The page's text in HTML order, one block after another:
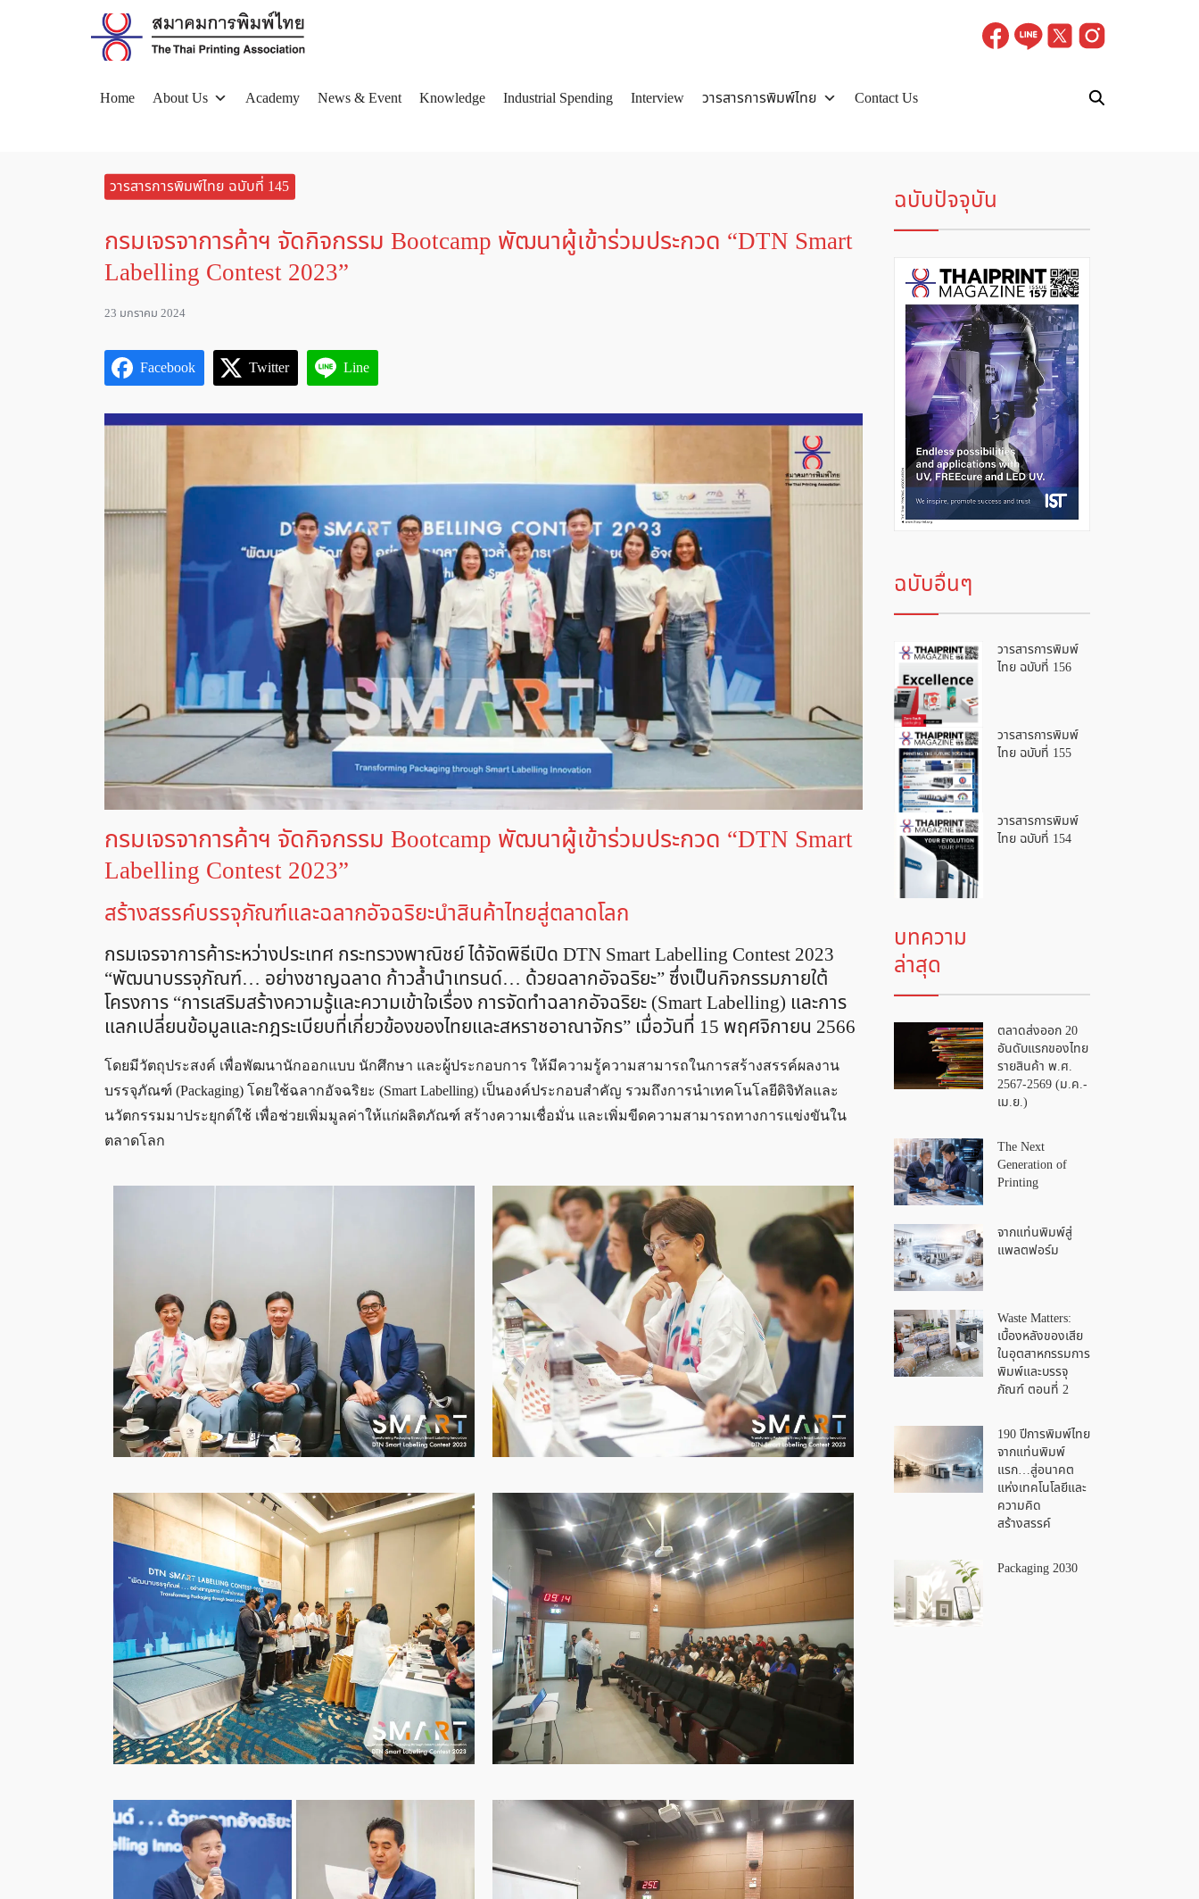
Home About Us Academy News & Event Knowledge Industrial Spending Interview วารสารการพิมพ์ไทย
Contact Us
วารสารการพิมพ์ไทย ฉบับที่ 145
กรมเจรจาการค้าฯ จัดกิจกรรม Bootcamp พัฒนาผู้เข้าร่วมประกวด “DTN Smart
Labelling Contest 2023”
23 มกราคม 2024
Facebook Twitter Line
กรมเจรจาการค้าฯ จัดกิจกรรม Bootcamp พัฒนาผู้เข้าร่วมประกวด “DTN Smart
Labelling Contest 2023”
สร้างสรรค์บรรจุภัณฑ์และฉลากอัจฉริยะนำสินค้าไทยสู่ตลาดโลก
กรมเจรจาการค้าระหว่างประเทศ กระทรวงพาณิชย์ ได้จัดพิธีเปิด DTN Smart Labelling Contest 2023
“พัฒนาบรรจุภัณฑ์… อย่างชาญฉลาด ก้าวล้ำนำเทรนด์… ด้วยฉลากอัจฉริยะ” ซึ่งเป็นกิจกรรมภายใต้
โครงการ “การเสริมสร้างความรู้และความเข้าใจเรื่อง การจัดทำฉลากอัจฉริยะ (Smart Labelling) และการ
แลกเปลี่ยนข้อมูลและกฎระเบียบที่เกี่ยวข้องของไทยและสหราชอาณาจักร” เมื่อวันที่ 15 พฤศจิกายน 2566
โดยมีวัตถุประสงค์ เพื่อพัฒนานักออกแบบ นักศึกษา และผู้ประกอบการ ให้มีความรู้ความสามารถในการสร้างสรรค์ผลงาน
บรรจุภัณฑ์ (Packaging) โดยใช้ฉลากอัจฉริยะ (Smart Labelling) เป็นองค์ประกอบสำคัญ รวมถึงการนำเทคโนโลยีดิจิทัลและ
นวัตกรรมมาประยุกต์ใช้ เพื่อช่วยเพิ่มมูลค่าให้แก่ผลิตภัณฑ์ สร้างความเชื่อมั่น และเพิ่มขีดความสามารถทางการแข่งขันใน
ตลาดโลก
ฉบับปัจจุบัน
ฉบับอื่นๆ
วารสารการพิมพ์
ไทย ฉบับที่ 156
วารสารการพิมพ์
ไทย ฉบับที่ 155
วารสารการพิมพ์
ไทย ฉบับที่ 154
บทความ
ล่าสุด
ตลาดส่งออก 20
อันดับแรกของไทย
รายสินค้า พ.ศ.
2567-2569 (ม.ค.-
เม.ย.)
The Next
Generation of
Printing
จากแท่นพิมพ์สู่
แพลตฟอร์ม
Waste Matters:
เบื้องหลังของเสีย
ในอุตสาหกรรมการ
พิมพ์และบรรจุ
ภัณฑ์ ตอนที่ 2
190 ปีการพิมพ์ไทย
จากแท่นพิมพ์
แรก…สู่อนาคต
แห่งเทคโนโลยีและ
ความคิด
สร้างสรรค์
Packaging 2030